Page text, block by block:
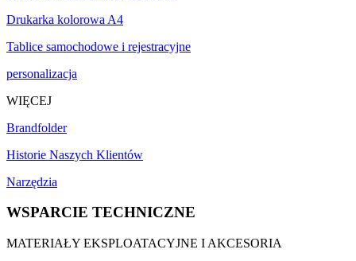
Drukarka kolorowa A4
Tablice samochodowe i rejestracyjne
personalizacja
WIĘCEJ
Brandfolder
Historie Naszych Klientów
Narzędzia
WSPARCIE TECHNICZNE
MATERIAŁY EKSPLOATACYJNE I AKCESORIA